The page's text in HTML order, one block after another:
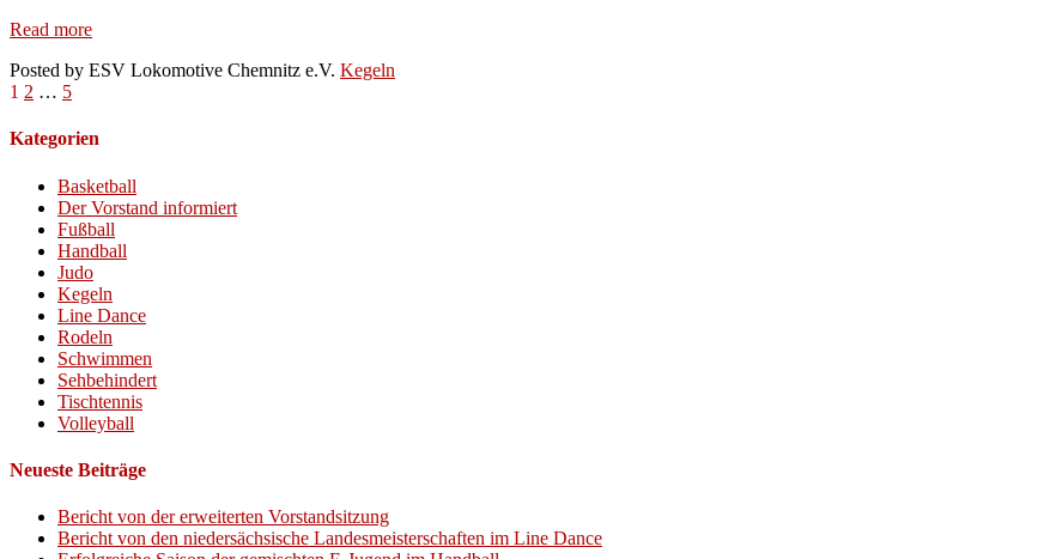
Read more11.
Bezirksliga
2019/2020
Posted by ESV Lokomotive Chemnitz e.V. Kegeln
Seitennummerierung
der
1 2 … 5
Kategorien
Basketball
Der Vorstand informiert
Fußball
Handball
Judo
Kegeln
Line Dance
Rodeln
Schwimmen
Sehbehindert
Tischtennis
Volleyball
Neueste Beiträge
Bericht von der erweiterten Vorstandsitzung
Bericht von den niedersächsische Landesmeisterschaften im Line Dance